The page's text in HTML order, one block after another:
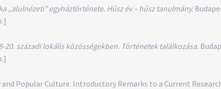
„alulnézeti” egyháztörténete. Húsz év – húsz tanulmány.
20. századi lokális közösségekben. Történetek találkozása.
Popular Culture. Introductory Remarks to a Current